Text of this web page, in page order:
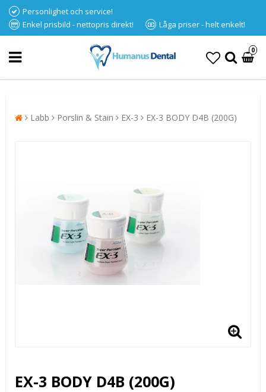
Personlighet och service!
Enkel prisbild - nettopris direkt!
Låga priser - helt enkelt!
0
Labb Porslin & Stain EX-3 EX-3 BODY D4B (200G)
EX-3 BODY D4B (200G)